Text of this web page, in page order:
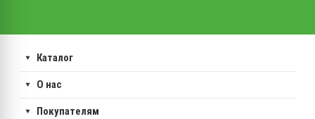
Каталог
О нас
Покупателям